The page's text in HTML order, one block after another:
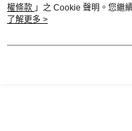
權條款 」之 Cookie 聲明。您繼
用條款之 Cookie 聲明使用 cookie
了解更多 >